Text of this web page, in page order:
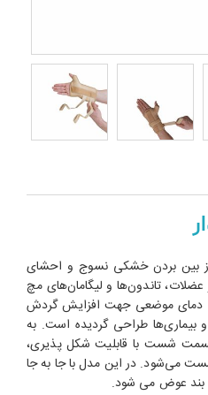
بین بردن خشکی نسوج و احشای
تاندون‌ها و لیگامان‌های مچ
موضعی جهت افزایش گردش
طراحی گردیده است. به
شست با قابلیت شکل پذیری،
می‌شود. در این مدل با جا به جا
عوض می شود.